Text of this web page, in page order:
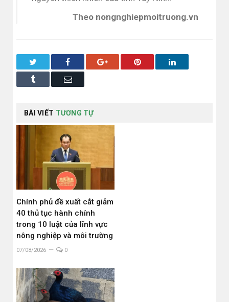
Theo nongnghiepmoitruong.vn
Facebook Google+ Pinterest LinkedIn
Tumblr Email
BÀI VIẾT TƯƠNG TỰ
Chính phủ đề xuất cắt giảm
40 thủ tục hành chính
trong 10 luật của lĩnh vực
nông nghiệp và môi trường
07/08/2026 0